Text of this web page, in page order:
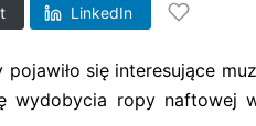
LinkedIn
się interesujące
wydobycia ropy naftowej